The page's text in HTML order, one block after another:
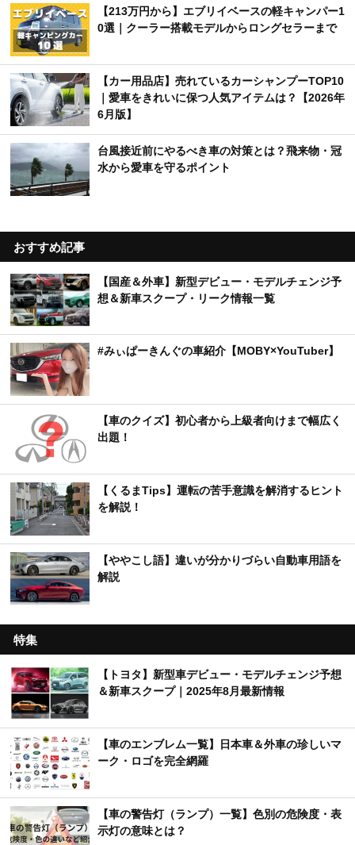
【213万円から】エブリイベースの軽キャンパー1
0選｜クーラー搭載モデルからロングセラーまで
【カー用品店】売れているカーシャンプーTOP10
｜愛車をきれいに保つ人気アイテムは？【2026年
6月版】
台風接近前にやるべき車の対策とは？飛来物・冠
水から愛車を守るポイント
おすすめ記事
【国産＆外車】新型デビュー・モデルチェンジ予
想＆新車スクープ・リーク情報一覧
#みぃぱーきんぐの車紹介【MOBY×YouTuber】
【車のクイズ】初心者から上級者向けまで幅広く
出題！
【くるまTips】運転の苦手意識を解消するヒント
を解説！
【ややこし語】違いが分かりづらい自動車用語を
解説
特集
【トヨタ】新型車デビュー・モデルチェンジ予想
＆新車スクープ｜2025年8月最新情報
【車のエンブレム一覧】日本車＆外車の珍しいマ
ーク・ロゴを完全網羅
【車の警告灯（ランプ）一覧】色別の危険度・表
示灯の意味とは？